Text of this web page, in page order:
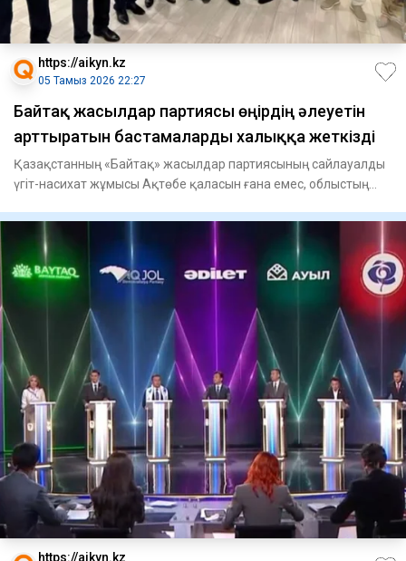
https://aikyn.kz
05 Тамыз 2026 22:27
Байтақ жасылдар партиясы өңірдің әлеуетін
арттыратын бастамаларды халыққа жеткізді
Қазақстанның «Байтақ» жасылдар партиясының сайлауалды
үгіт-насихат жұмысы Ақтөбе қаласын ғана емес, облыстың
https://aikyn.kz